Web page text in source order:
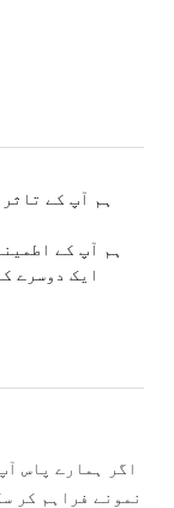
3. ہم آپ کے
اگر ہمارے پاس
نمونے فراہم کر